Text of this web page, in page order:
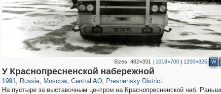
Sizes:482×331 | 1018×700 | 1200×825 W
У Краснопресненской набережной
1991, Russia
1,406,741 29,243
, Moscow
319,864 8,286
, Central AO
160,011 5,916
, Presnensky District
13,348 396
На пустыре за выставочным центром на Краснопресненской наб.